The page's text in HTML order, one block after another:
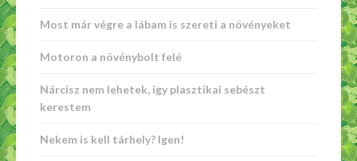
Most már végre a lábam is szereti a növényeket
Motoron a növénybolt felé
Nárcisz nem lehetek, így plasztikai sebészt
kerestem
Nekem is kell tárhely? Igen!